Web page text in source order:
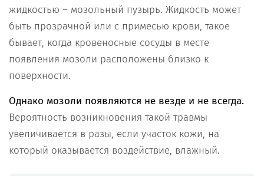
жидкостью – мозольный пузырь. Жидкость может
быть прозрачной или с примесью крови, такое
бывает, когда кровеносные сосуды в месте
появления мозоли расположены близко к
поверхности.
Однако мозоли появляются не везде и не всегда.
Вероятность возникновения такой травмы
увеличивается в разы, если участок кожи, на
который оказывается воздействие, влажный.